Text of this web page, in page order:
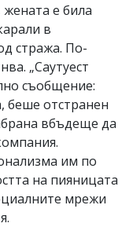
е била
в
стража. По-
„Саутуест
съобщение:
беше отстранен
вбъдеще да
им по
на пияницата
мрежи